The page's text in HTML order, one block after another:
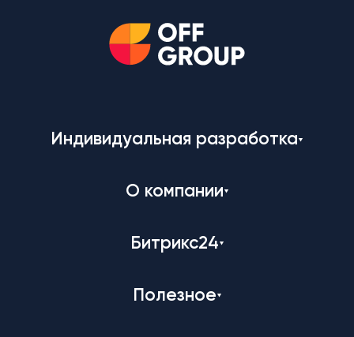
Индивидуальная разработка
О компании
Битрикс24
Полезное